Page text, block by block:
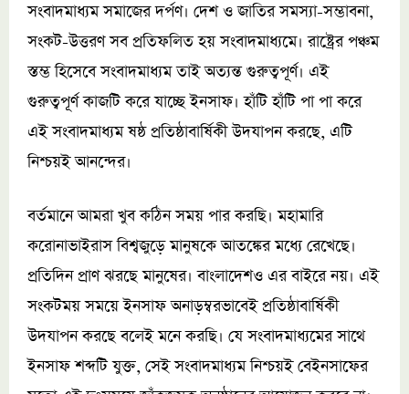
সংবাদমাধ্যম সমাজের দর্পণ। দেশ ও জাতির সমস্যা-সম্ভাবনা,
সংকট-উত্তরণ সব প্রতিফলিত হয় সংবাদমাধ্যমে। রাষ্ট্রের পঞ্চম
স্তম্ভ হিসেবে সংবাদমাধ্যম তাই অত্যন্ত গুরুত্বপূর্ণ। এই
গুরুত্বপূর্ণ কাজটি করে যাচ্ছে ইনসাফ। হাঁটি হাঁটি পা পা করে
এই সংবাদমাধ্যম ষষ্ঠ প্রতিষ্ঠাবার্ষিকী উদযাপন করছে, এটি
নিশ্চয়ই আনন্দের।
বর্তমানে আমরা খুব কঠিন সময় পার করছি। মহামারি
করোনাভাইরাস বিশ্বজুড়ে মানুষকে আতঙ্কের মধ্যে রেখেছে।
প্রতিদিন প্রাণ ঝরছে মানুষের। বাংলাদেশও এর বাইরে নয়। এই
সংকটময় সময়ে ইনসাফ অনাড়ম্বরভাবেই প্রতিষ্ঠাবার্ষিকী
উদযাপন করছে বলেই মনে করছি। যে সংবাদমাধ্যমের সাথে
ইনসাফ শব্দটি যুক্ত, সেই সংবাদমাধ্যম নিশ্চয়ই বেইনসাফের